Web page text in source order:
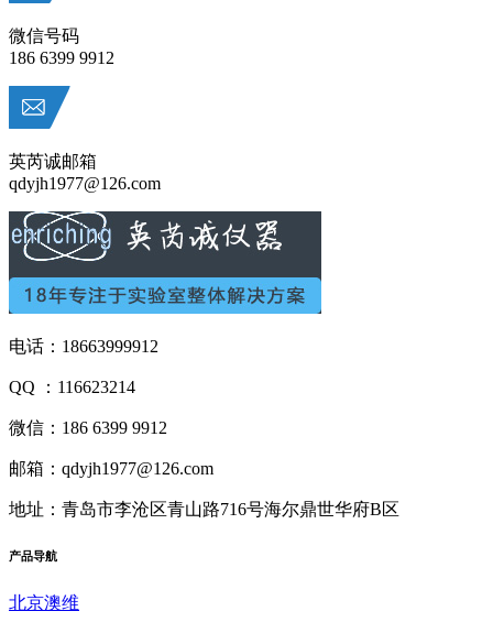
微信号码
186 6399 9912
英芮诚邮箱
qdyjh1977@126.com
电话：18663999912
QQ ：116623214
微信：186 6399 9912
邮箱：qdyjh1977@126.com
地址：青岛市李沧区青山路716号海尔鼎世华府B区
产品导航
北京澳维